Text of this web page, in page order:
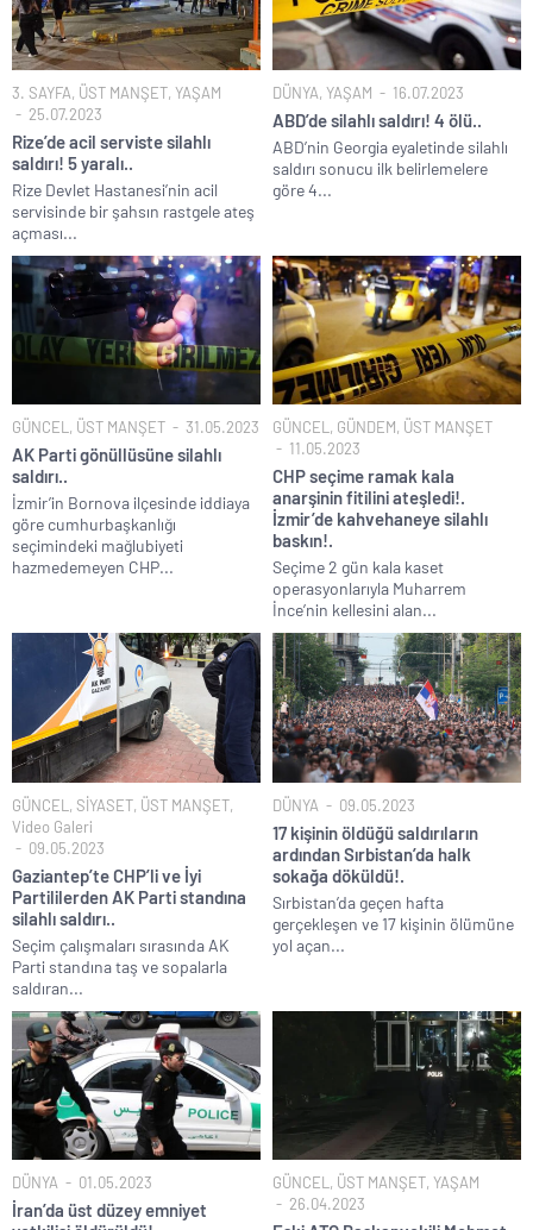
3. SAYFA, ÜST MANŞET, YAŞAM
25.07.2023
Rize’de acil serviste silahlı
saldırı! 5 yaralı..
Rize Devlet Hastanesi’nin acil
servisinde bir şahsın rastgele ateş
açması...
DÜNYA, YAŞAM 16.07.2023
ABD’de silahlı saldırı! 4 ölü..
ABD’nin Georgia eyaletinde silahlı
saldırı sonucu ilk belirlemelere
göre 4...
GÜNCEL , ÜST MANŞET 31.05.2023
AK Parti gönüllüsüne silahlı
saldırı..
İzmir’in Bornova ilçesinde iddiaya
göre cumhurbaşkanlığı
seçimindeki mağlubiyeti
hazmedemeyen CHP...
GÜNCEL , GÜNDEM, ÜST MANŞET
11.05.2023
CHP seçime ramak kala
anarşinin fitilini ateşledi!.
İzmir’de kahvehaneye silahlı
baskın!.
Seçime 2 gün kala kaset
operasyonlarıyla Muharrem
İnce’nin kellesini alan...
GÜNCEL , SİYASET, ÜST MANŞET,
Video Galeri
09.05.2023
Gaziantep’te CHP’li ve İyi
Partililerden AK Parti standına
silahlı saldırı..
Seçim çalışmaları sırasında AK
Parti standına taş ve sopalarla
saldıran...
DÜNYA 09.05.2023
17 kişinin öldüğü saldırıların
ardından Sırbistan’da halk
sokağa döküldü!.
Sırbistan’da geçen hafta
gerçekleşen ve 17 kişinin ölümüne
yol açan...
DÜNYA 01.05.2023
İran’da üst düzey emniyet
GÜNCEL , ÜST MANŞET, YAŞAM
26.04.2023